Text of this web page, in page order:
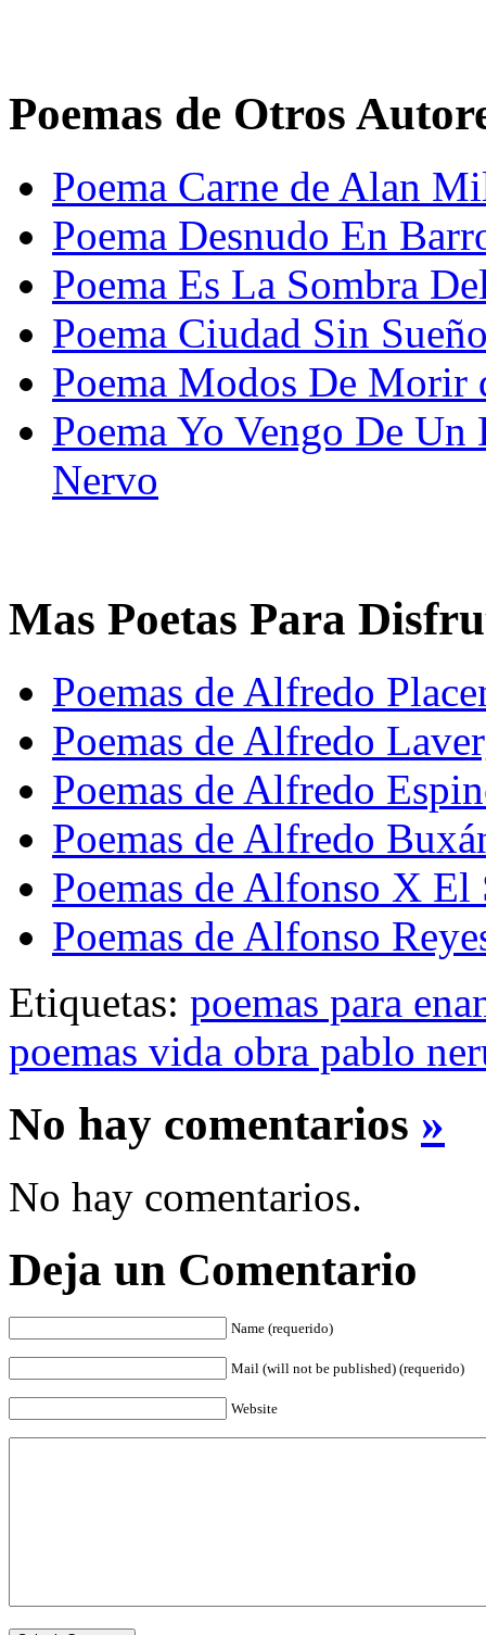
Poemas de Otros
Poema Carne de Alan
Poema Desnudo En
Poema Es La Sombra
Poema Ciudad Sin
Poema Modos De Morir
Poema Yo Vengo De
Nervo
Mas Poetas Para
Poemas de Alfredo
Poemas de Alfredo
Poemas de Alfredo
Poemas de Alfredo
Poemas de Alfonso X El
Poemas de Alfonso
Etiquetas: poemas para
poemas vida obra pablo
No hay comentarios »
No hay comentarios.
Deja un Comentario
Name (requerido)
Mail (will not be published) (requerido)
Website